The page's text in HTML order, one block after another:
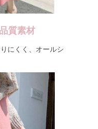
質素材
にくく、オールシ